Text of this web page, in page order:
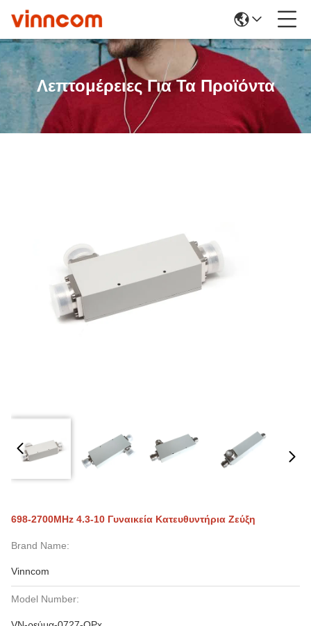
Λεπτομέρειες Για Τα Προϊόντα
698-2700MHz 4.3-10 Γυναικεία Κατευθυντήρια Ζεύξη
Brand Name:
Vinncom
Model Number: